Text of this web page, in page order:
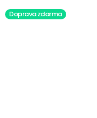
Doprava zdarma